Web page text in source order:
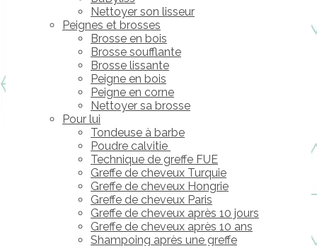
Nettoyer son lisseur
Peignes et brosses
Brosse en bois
Brosse soufflante
Brosse lissante
Peigne en bois
Peigne en corne
Nettoyer sa brosse
Pour lui
Tondeuse à barbe
Poudre calvitie
Technique de greffe FUE
Greffe de cheveux Turquie
Greffe de cheveux Hongrie
Greffe de cheveux Paris
Greffe de cheveux après 10 jours
Greffe de cheveux après 10 ans
Shampoing après une greffe